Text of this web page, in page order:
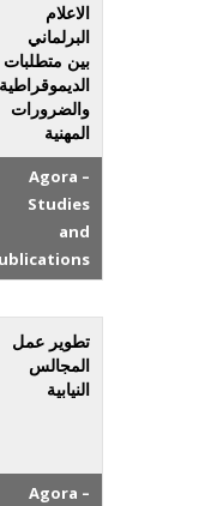
الاعلام
البرلماني
بين متطلبات
الديموقراطية
والضرورات
المهنية
Agora –
Studies
and
تطوير عمل
المجالس
النيابية
Agora –